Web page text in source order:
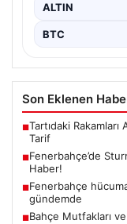
ALTIN
BTC
Son Eklenen
■Tartıdaki Rakamları
Tarif
■Fenerbahçe’de
Haber!
■Fenerbahçe
gündemde
■Bahçe Mutfakları